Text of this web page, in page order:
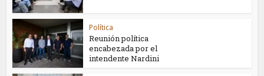
Política
Reunión política
encabezada por el
intendente Nardini